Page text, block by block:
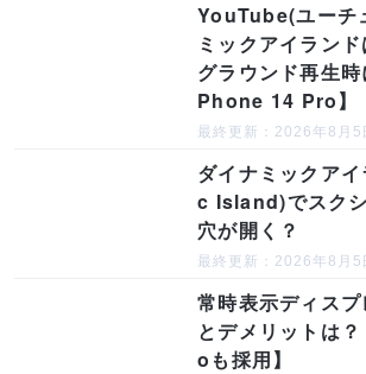
YouTube(ユーチ
ミックアイラン
グラウンド再生
Phone 14 Pro】
最終更新：2026年8月5
ダイナミックア
c Island)でスク
穴が開く？
最終更新：2026年8月5
常時表示ディス
とデメリットは
oも採用】